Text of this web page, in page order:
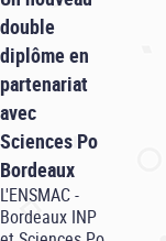
double
diplôme en
partenariat
avec
Sciences Po
Bordeaux
L'ENSMAC -
Bordeaux INP